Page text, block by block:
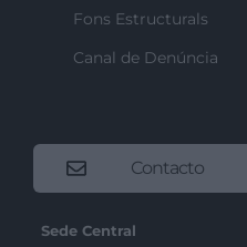
Fons Estructurals
Canal de Denúncia
Contacto
Sede Central